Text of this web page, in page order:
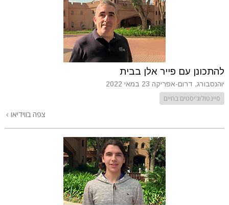
להתכונן עם פייר אלן בבית
יוהנסבורג, דרום-אפריקה 23 במאי 2022
סיינטולוג'יסטים בחיים
צפה בווידיאו